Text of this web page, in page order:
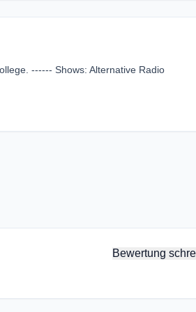
------ Shows: Alternative Radio
Bewertung